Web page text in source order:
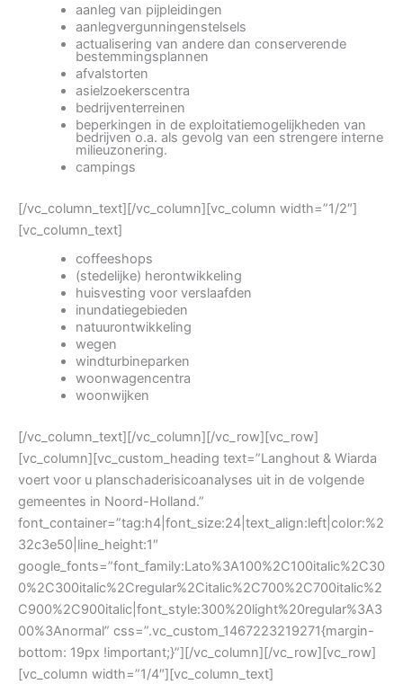
aanleg van pijpleidingen
aanlegvergunningenstelsels
actualisering van andere dan conserverende
bestemmingsplannen
afvalstorten
asielzoekerscentra
bedrijventerreinen
beperkingen in de exploitatiemogelijkheden van
bedrijven o.a. als gevolg van een strengere interne
milieuzonering.
campings
[/vc_column_text][/vc_column][vc_column width=”1/2″]
[vc_column_text]
coffeeshops
(stedelijke) herontwikkeling
huisvesting voor verslaafden
inundatiegebieden
natuurontwikkeling
wegen
windturbineparken
woonwagencentra
woonwijken
[/vc_column_text][/vc_column][/vc_row][vc_row]
[vc_column][vc_custom_heading text=”Langhout & Wiarda
voert voor u planschaderisicoanalyses uit in de volgende
gemeentes in Noord-Holland.”
font_container=”tag:h4|font_size:24|text_align:left|color:%2
32c3e50|line_height:1″
google_fonts=”font_family:Lato%3A100%2C100italic%2C30
0%2C300italic%2Cregular%2Citalic%2C700%2C700italic%2
C900%2C900italic|font_style:300%20light%20regular%3A3
00%3Anormal” css=”.vc_custom_1467223219271{margin-
bottom: 19px !important;}”][/vc_column][/vc_row][vc_row]
[vc_column width=”1/4″][vc_column_text]